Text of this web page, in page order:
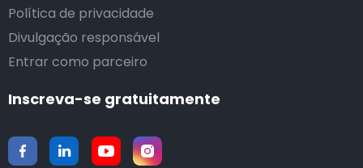
Política de privacidade
Divulgação responsável
Entrar como parceiro
Inscreva-se gratuitamente